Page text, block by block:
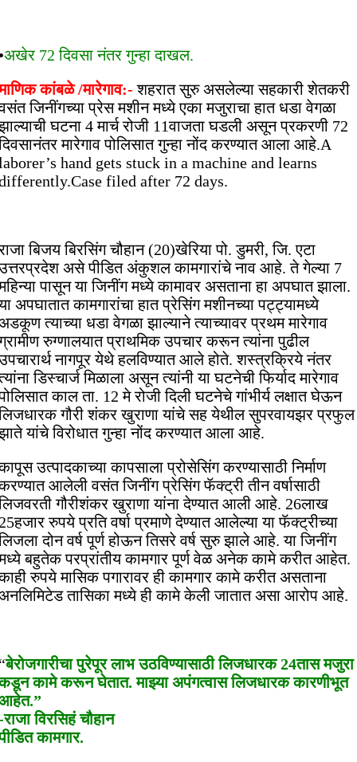
अखेर 72 दिवसा नंतर गुन्हा दाखल.
कांबळे /मारेगाव:- शहरात सुरु असलेल्या सहकारी शेतकरी
जिनींगच्या प्रेस मशीन मध्ये एका मजुराचा हात धडा वेगळा
घटना 4 मार्च रोजी 11वाजता घडली असून प्रकरणी 72
मारेगाव पोलिसात गुन्हा नोंद करण्यात आला आहे.A
hand gets stuck in a machine and learns
filed after 72 days.
बिजय बिरसिंग चौहान (20)खेरिया पो. डुमरी, जि. एटा
असे पीडित अंकुशल कामगारांचे नाव आहे. ते गेल्या 7
पासून या जिनींग मध्ये कामावर असताना हा अपघात झाला.
अपघातात कामगारांचा हात प्रेसिंग मशीनच्या पट्ट्यामध्ये
त्याच्या धडा वेगळा झाल्याने त्याच्यावर प्रथम मारेगाव
रुग्णालयात प्राथमिक उपचार करून त्यांना पुढील
नागपूर येथे हलविण्यात आले होते. शस्त्रक्रिये नंतर
डिस्चार्ज मिळाला असून त्यांनी या घटनेची फिर्याद मारेगाव
काल ता. 12 मे रोजी दिली घटनेचे गांभीर्य लक्षात घेऊन
गौरी शंकर खुराणा यांचे सह येथील सुपरवायझर प्रफुल
यांचे विरोधात गुन्हा नोंद करण्यात आला आहे.
उत्पादकाच्या कापसाला प्रोसेसिंग करण्यासाठी निर्माण
आलेली वसंत जिनींग प्रेसिंग फॅक्ट्री तीन वर्षासाठी
गौरीशंकर खुराणा यांना देण्यात आली आहे. 26लाख
रुपये प्रति वर्षा प्रमाणे देण्यात आलेल्या या फॅक्ट्रीच्या
दोन वर्ष पूर्ण होऊन तिसरे वर्ष सुरु झाले आहे. या जिनींग
बहुतेक परप्रांतीय कामगार पूर्ण वेळ अनेक कामे करीत आहेत.
रुपये मासिक पगारावर ही कामगार कामे करीत असताना
तासिका मध्ये ही कामे केली जातात असा आरोप आहे.
बेरोजगारीचा पुरेपूर लाभ उठविण्यासाठी लिजधारक 24तास मजुरा
कामे करून घेतात. माझ्या अपंगत्वास लिजधारक कारणीभूत
विरसिहं चौहान
कामगार.